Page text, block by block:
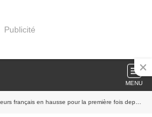
Publicité
MENU
français en hausse pour la première fois depuis 1998